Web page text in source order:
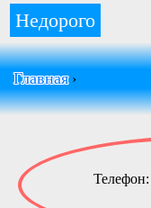
Недорого
Главная›
Телефон: